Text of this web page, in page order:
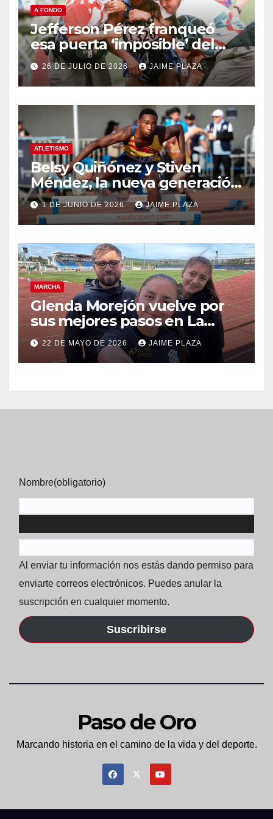
A FONDO
Jefferson Pérez franqueó
esa puerta ‘imposible’ del
Olimpo hace 30 años
26 DE JULIO DE 2026 JAIME PLAZA
ATLETISMO
Belsy Quiñónez y Stiven
Méndez, la nueva generación
del atletismo
1 DE JUNIO DE 2026 JAIME PLAZA
MARCHA
Glenda Morejón vuelve por
sus mejores pasos en La
Coruña
22 DE MAYO DE 2026 JAIME PLAZA
Nombre(obligatorio)
Al enviar tu información nos estás dando permiso para
enviarte correos electrónicos. Puedes anular la
suscripción en cualquier momento.
Suscribirse
Paso de Oro
Marcando historia en el camino de la vida y del deporte.